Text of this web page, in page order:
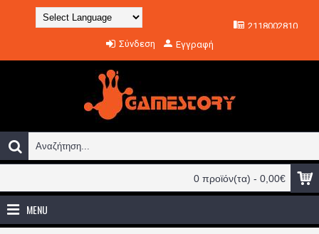
Translate
2118002810
Σύνδεση
Εγγραφή
0 προϊόν(τα) - 0,00€
MENU